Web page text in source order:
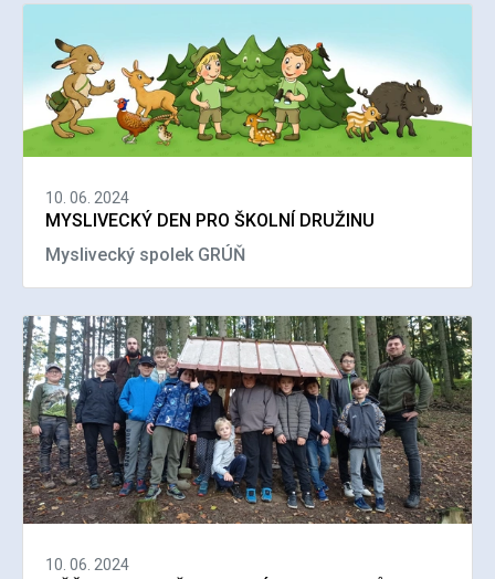
10. 06. 2024
MYSLIVECKÝ DEN PRO ŠKOLNÍ DRUŽINU
Myslivecký spolek GRÚŇ
10. 06. 2024